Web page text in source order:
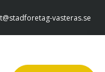
vasteras.se